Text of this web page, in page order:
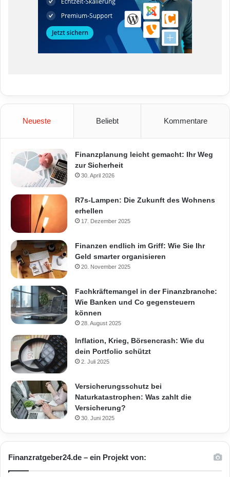
Neueste Beliebt Kommentare
Finanzplanung leicht gemacht: Ihr Weg
zur Sicherheit
30. April 2026
R7s-Lampen: Die Zukunft des Wohnens
erhellen
17. Dezember 2025
Finanzen endlich im Griff: Wie Sie Ihr
Geld smarter organisieren
20. November 2025
Fachkräftemangel in der Finanzbranche:
Wie Banken und Co gegensteuern
können
28. August 2025
Inflation, Krieg, Börsencrash: Wie du
dein Portfolio schützt
2. Juli 2025
Versicherungsschutz bei
Naturkatastrophen: Was zahlt die
Versicherung?
30. Juni 2025
Finanzratgeber24.de – ein Projekt von: